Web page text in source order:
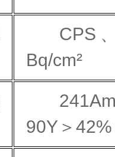
CPS
Bq/cm²
90Y＞42%